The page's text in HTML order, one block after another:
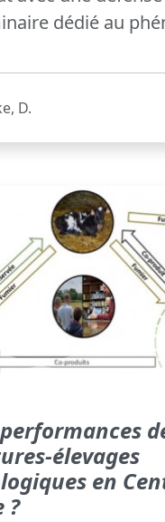
dédié au
D.
élevages
en
?